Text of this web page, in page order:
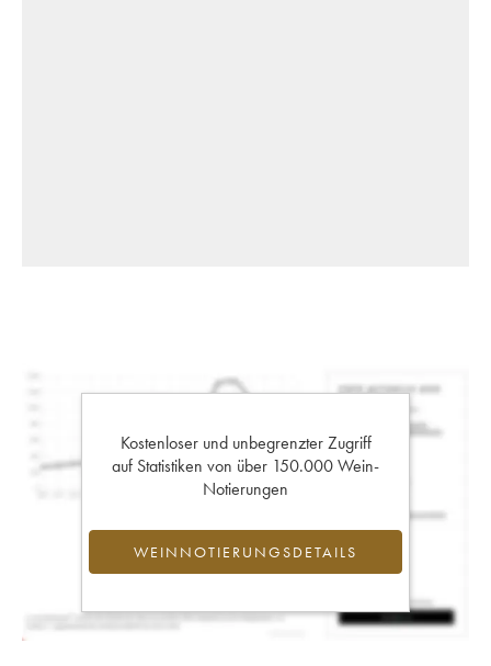
Kostenloser und unbegrenzter Zugriff
auf Statistiken von über 150.000 Wein-
Notierungen
WEINNOTIERUNGSDETAILS